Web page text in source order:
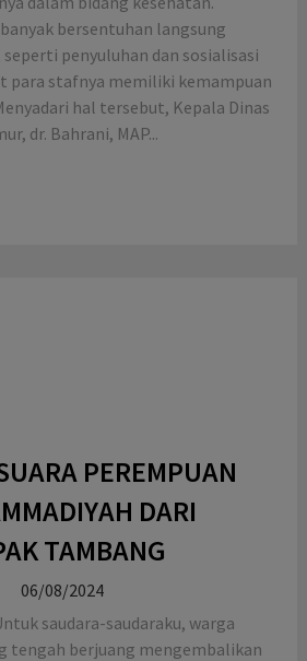
bersentuhan langsung
penyuluhan dan sosialisasi
para stafnya memiliki kemampuan
hal tersebut, Kepala Dinas
dr. Bahrani, MAP...
PEREMPUAN
DARI
TAMBANG
06/08/2024
saudara-saudaraku, warga
tengah berjuang mengembalikan